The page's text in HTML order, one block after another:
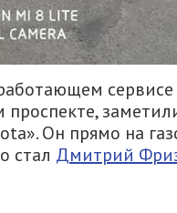
Он прямо на
стал Дмитрий